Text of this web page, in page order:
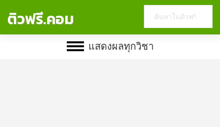
ติวฟรี.คอม
website
แสดงผลทุกวิชา